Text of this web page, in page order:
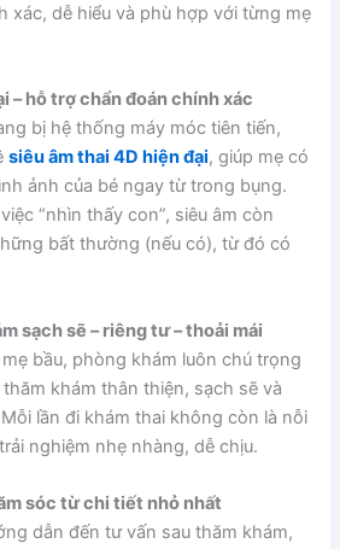
xác, dễ hiểu và phù hợp với từng mẹ
– hỗ trợ chẩn đoán chính xác
bị hệ thống máy móc tiên tiến,
siêu âm thai 4D hiện đại, giúp mẹ có
ảnh của bé ngay từ trong bụng.
“nhìn thấy con”, siêu âm còn
bất thường (nếu có), từ đó có
sạch sẽ – riêng tư – thoải mái
bầu, phòng khám luôn chú trọng
khám thân thiện, sạch sẽ và
lần đi khám thai không còn là nỗi
nghiệm nhẹ nhàng, dễ chịu.
sóc từ chi tiết nhỏ nhất
dẫn đến tư vấn sau thăm khám,